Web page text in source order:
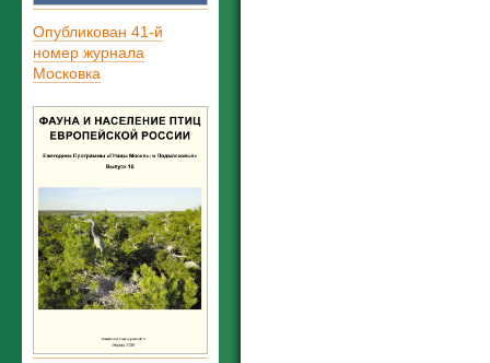
Опубликован 41-й
номер журнала
Московка